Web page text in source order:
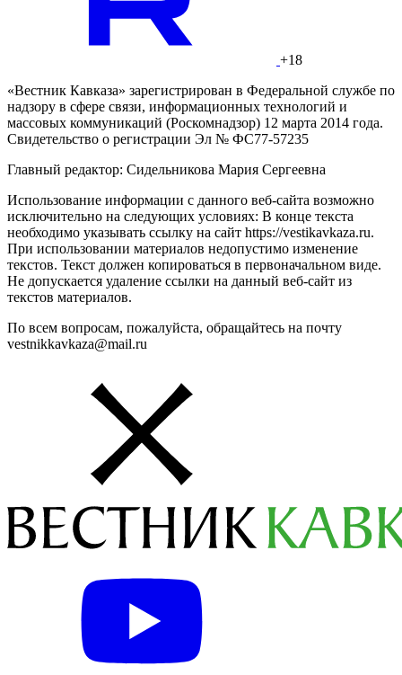
+18
«Вестник Кавказа» зарегистрирован в Федеральной службе по
надзору в сфере связи, информационных технологий и
массовых коммуникаций (Роскомнадзор) 12 марта 2014 года.
Свидетельство о регистрации Эл № ФС77-57235
Главный редактор: Сидельникова Мария Сергеевна
Использование информации с данного веб-сайта возможно
исключительно на следующих условиях: В конце текста
необходимо указывать ссылку на сайт https://vestikavkaza.ru.
При использовании материалов недопустимо изменение
текстов. Текст должен копироваться в первоначальном виде.
Не допускается удаление ссылки на данный веб-сайт из
текстов материалов.
По всем вопросам, пожалуйста, обращайтесь на почту
vestnikkavkaza@mail.ru